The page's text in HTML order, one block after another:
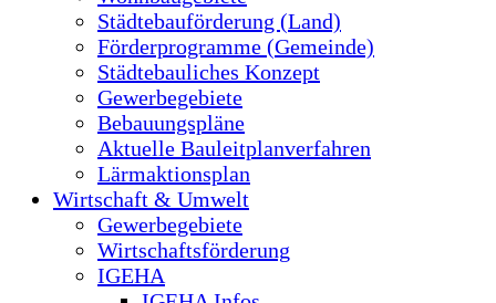
Städtebauförderung (Land)
Förderprogramme (Gemeinde)
Städtebauliches Konzept
Gewerbegebiete
Bebauungspläne
Aktuelle Bauleitplanverfahren
Lärmaktionsplan
Wirtschaft & Umwelt
Gewerbegebiete
Wirtschaftsförderung
IGEHA